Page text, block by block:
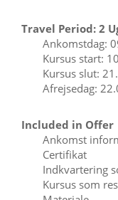
Travel Period: 2
Ankomstdag:
Kursus start:
Kursus slut:
Afrejsedag:
Included in Offer
Ankomst
Certifikat
Indkvartering
Kursus som